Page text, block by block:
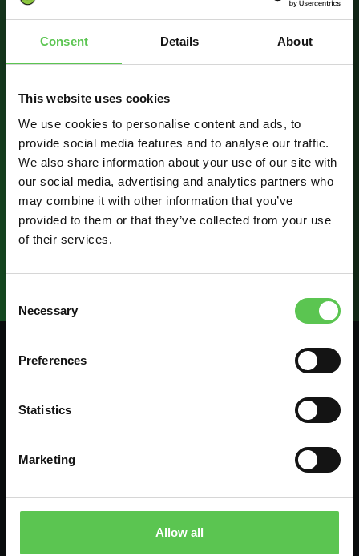
Consent Details About
This website uses cookies
We use cookies to personalise content and ads, to
provide social media features and to analyse our traffic.
We also share information about your use of our site with
our social media, advertising and analytics partners who
may combine it with other information that you’ve
provided to them or that they’ve collected from your use
of their services.
Selection
Necessary
Preferences
Statistics
Marketing
Allow all
support.row@turftank.com